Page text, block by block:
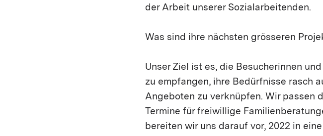
der Arbeit unserer Sozialarbeitenden.
Was sind ihre nächsten grösseren
Unser Ziel ist es, die Besucherinnen
zu empfangen, ihre Bedürfnisse rasch
Angeboten zu verknüpfen. Wir passen
Termine für freiwillige
bereiten wir uns darauf vor, 2022 in